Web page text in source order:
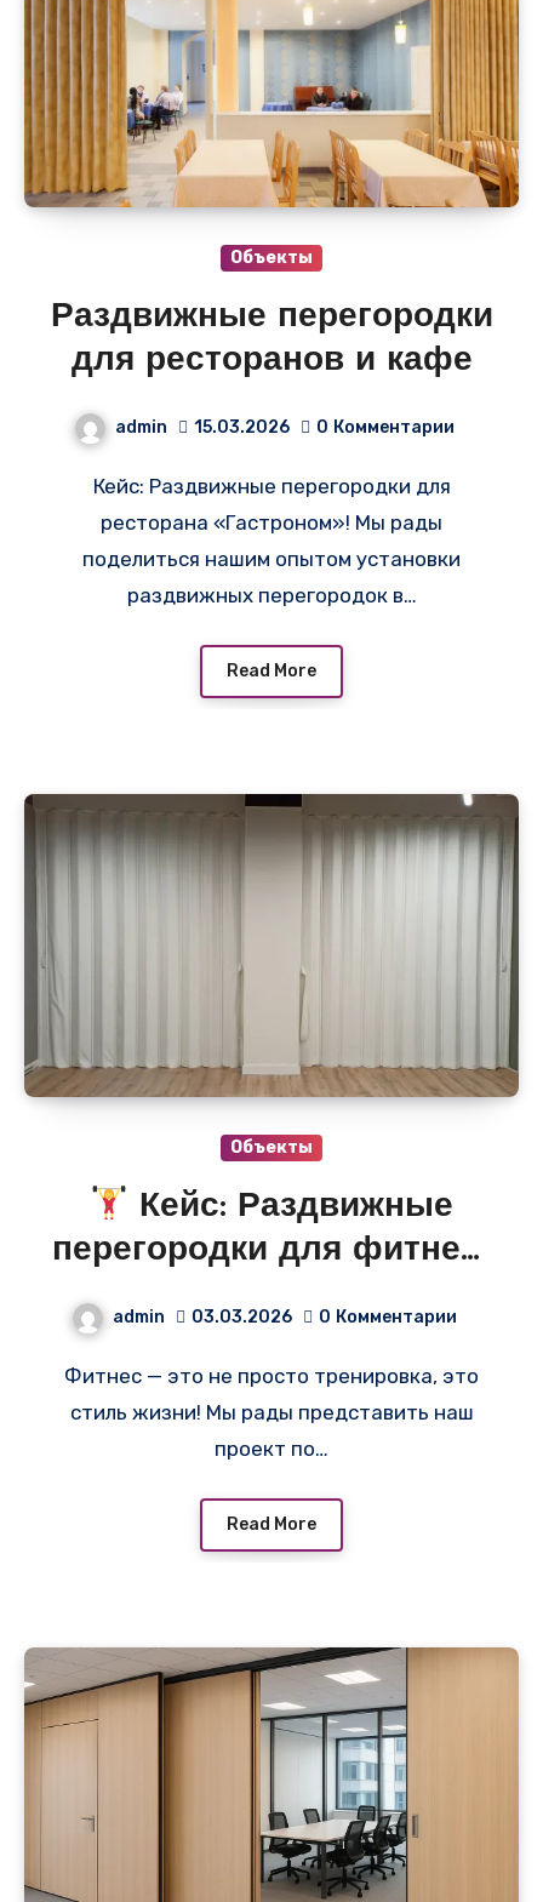
Объекты
Раздвижные перегородки
для ресторанов и кафе
admin 15.03.2026 0 Комментарии
Кейс: Раздвижные перегородки для
ресторана «Гастроном»! Мы рады
поделиться нашим опытом установки
раздвижных перегородок в…
Read More
Объекты
Кейс: Раздвижные
перегородки для фитнес-
центра «Фитнес Плюс»!
admin 03.03.2026 0 Комментарии
Фитнес — это не просто тренировка, это
стиль жизни! Мы рады представить наш
проект по…
Read More